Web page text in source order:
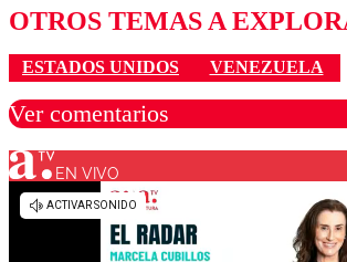
OTROS TEMAS A
ESTADOS UNIDOS VENEZUELA
Ver comentarios
Los comentarios son moderados para
diálogo respetuoso.
EN VIVO